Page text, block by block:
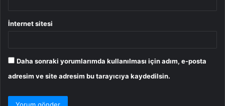
İnternet sitesi
Daha sonraki yorumlarımda kullanılması için adım, e-posta
adresim ve site adresim bu tarayıcıya kaydedilsin.